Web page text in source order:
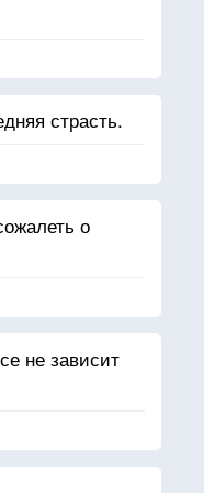
страсть.
о
не зависит